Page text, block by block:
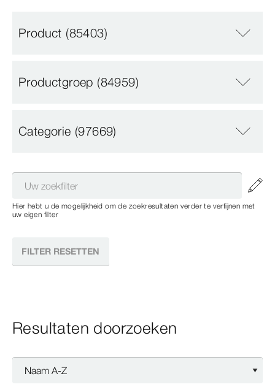
Product (85403)
Productgroep (84959)
Categorie (97669)
Hier hebt u de mogelijkheid om de zoekresultaten verder te verfijnen met
uw eigen filter
FILTER RESETTEN
Resultaten doorzoeken